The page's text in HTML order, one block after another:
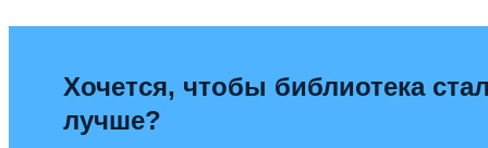
Хочется, чтобы библиотека
лучше?